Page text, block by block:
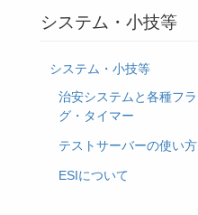
システム・小技等
システム・小技等
治安システムと各種フラ
グ・タイマー
テストサーバーの使い方
ESIについて